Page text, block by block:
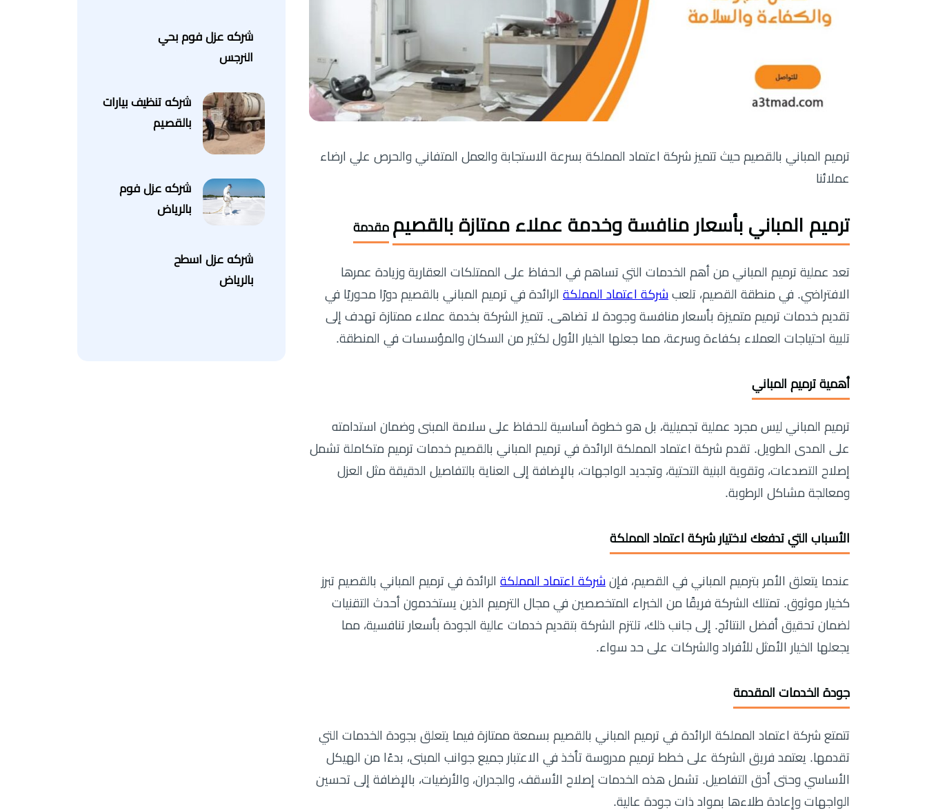
ترميم المباني بالقصيم حيث تتميز شركة اعتماد المملكة بسرعة الاستجابة والعمل المتفاني والحرص علي ارضاء
عملائنا
ترميم المباني بأسعار منافسة وخدمة عملاء ممتازة بالقصيم مقدمة
تعد عملية ترميم المباني من أهم الخدمات التي تساهم في الحفاظ على الممتلكات العقارية وزيادة عمرها
الافتراضي. في منطقة القصيم، تلعب شركة اعتماد المملكة الرائدة في ترميم المباني بالقصيم دورًا محوريًا في
تقديم خدمات ترميم متميزة بأسعار منافسة وجودة لا تضاهى. تتميز الشركة بخدمة عملاء ممتازة تهدف إلى
تلبية احتياجات العملاء بكفاءة وسرعة، مما جعلها الخيار الأول لكثير من السكان والمؤسسات في المنطقة.
أهمية ترميم المباني
ترميم المباني ليس مجرد عملية تجميلية، بل هو خطوة أساسية للحفاظ على سلامة المبنى وضمان استدامته
على المدى الطويل. تقدم شركة اعتماد المملكة الرائدة في ترميم المباني بالقصيم خدمات ترميم متكاملة تشمل
إصلاح التصدعات، وتقوية البنية التحتية، وتجديد الواجهات، بالإضافة إلى العناية بالتفاصيل الدقيقة مثل العزل
ومعالجة مشاكل الرطوبة.
الأسباب التي تدفعك لاختيار شركة اعتماد المملكة
عندما يتعلق الأمر بترميم المباني في القصيم، فإن شركة اعتماد المملكة الرائدة في ترميم المباني بالقصيم تبرز
كخيار موثوق. تمتلك الشركة فريقًا من الخبراء المتخصصين في مجال الترميم الذين يستخدمون أحدث التقنيات
لضمان تحقيق أفضل النتائج. إلى جانب ذلك، تلتزم الشركة بتقديم خدمات عالية الجودة بأسعار تنافسية، مما
يجعلها الخيار الأمثل للأفراد والشركات على حد سواء.
جودة الخدمات المقدمة
تتمتع شركة اعتماد المملكة الرائدة في ترميم المباني بالقصيم بسمعة ممتازة فيما يتعلق بجودة الخدمات التي
تقدمها. يعتمد فريق الشركة على خطط ترميم مدروسة تأخذ في الاعتبار جميع جوانب المبنى، بدءًا من الهيكل
الأساسي وحتى أدق التفاصيل. تشمل هذه الخدمات إصلاح الأسقف، والجدران، والأرضيات، بالإضافة إلى تحسين
الواجهات وإعادة طلاءها بمواد ذات جودة عالية.
شركه عزل فوم بحي
النرجس
شركه تنظيف بيارات
بالقصيم
شركه عزل فوم
بالرياض
شركه عزل اسطح
بالرياض